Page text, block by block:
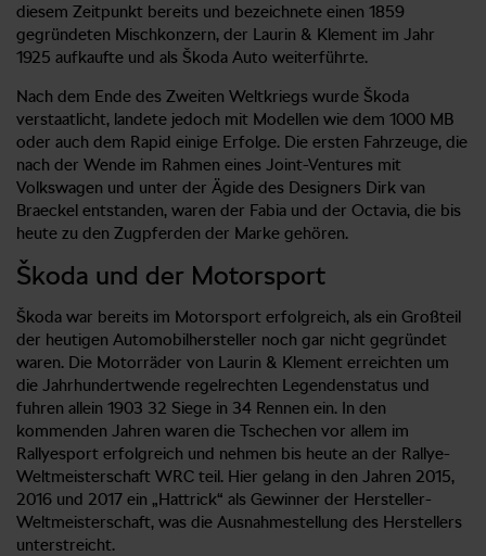
diesem Zeitpunkt bereits und bezeichnete einen 1859
gegründeten Mischkonzern, der Laurin & Klement im Jahr
1925 aufkaufte und als Škoda Auto weiterführte.
Nach dem Ende des Zweiten Weltkriegs wurde Škoda
verstaatlicht, landete jedoch mit Modellen wie dem 1000 MB
oder auch dem Rapid einige Erfolge. Die ersten Fahrzeuge, die
nach der Wende im Rahmen eines Joint-Ventures mit
Volkswagen und unter der Ägide des Designers Dirk van
Braeckel entstanden, waren der Fabia und der Octavia, die bis
heute zu den Zugpferden der Marke gehören.
Škoda und der Motorsport
Škoda war bereits im Motorsport erfolgreich, als ein Großteil
der heutigen Automobilhersteller noch gar nicht gegründet
waren. Die Motorräder von Laurin & Klement erreichten um
die Jahrhundertwende regelrechten Legendenstatus und
fuhren allein 1903 32 Siege in 34 Rennen ein. In den
kommenden Jahren waren die Tschechen vor allem im
Rallyesport erfolgreich und nehmen bis heute an der Rallye-
Weltmeisterschaft WRC teil. Hier gelang in den Jahren 2015,
2016 und 2017 ein „Hattrick“ als Gewinner der Hersteller-
Weltmeisterschaft, was die Ausnahmestellung des Herstellers
unterstreicht.